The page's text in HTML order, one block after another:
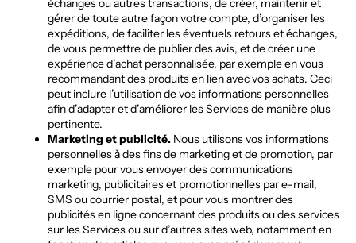
gérer de toute autre façon votre compte, d’organiser les
expéditions, de faciliter les éventuels retours et échanges,
de vous permettre de publier des avis, et de créer une
expérience d’achat personnalisée, par exemple en vous
recommandant des produits en lien avec vos achats. Ceci
peut inclure l’utilisation de vos informations personnelles
afin d’adapter et d’améliorer les Services de manière plus
pertinente.
Marketing et publicité. Nous utilisons vos informations
personnelles à des fins de marketing et de promotion, par
exemple pour vous envoyer des communications
marketing, publicitaires et promotionnelles par e-mail,
SMS ou courrier postal, et pour vous montrer des
publicités en ligne concernant des produits ou des services
sur les Services ou sur d’autres sites web, notamment en